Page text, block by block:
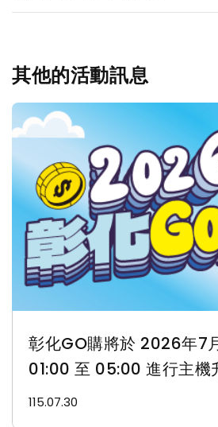
其他的活動訊息
彰化GO購將於 2026年7
01:00 至 05:00 進行主機
115.07.30